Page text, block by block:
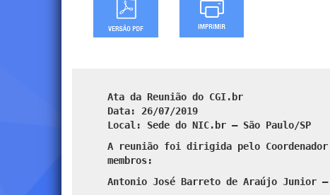
Ata da Reunião do CGI.br
Data: 26/07/2019
Local: Sede do NIC.br – São Paulo/SP
A reunião foi dirigida pelo
membros:
Antonio José Barreto de Araújo Junior